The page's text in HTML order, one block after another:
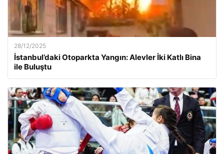
28/12/2025
İstanbul’daki Otoparkta Yangın: Alevler İki Katlı Bina
ile Buluştu